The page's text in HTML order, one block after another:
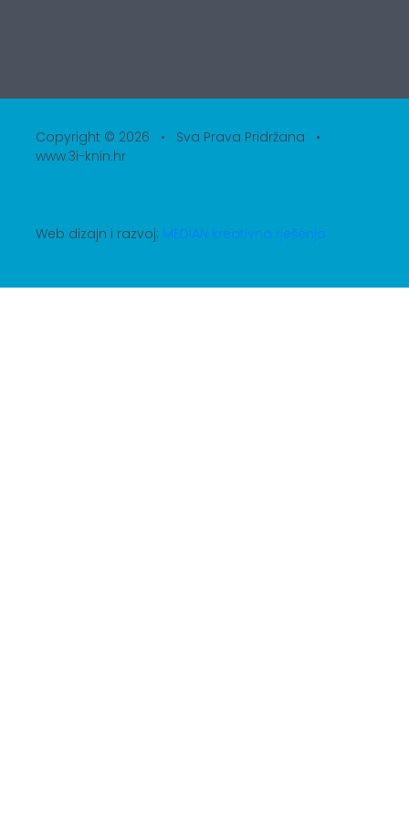
Copyright © 2026 • Sva Prava Pridržana •
www.3i-knin.hr
Web dizajn i razvoj: MEDIAN kreativna rješenja